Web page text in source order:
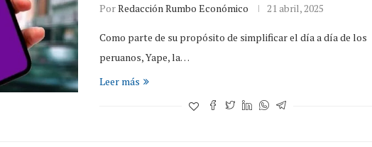
PorRedacción Rumbo Económico 21 abril, 2025
Como parte de su propósito de simplificar el día a día de los
peruanos, Yape, la…
Leer más